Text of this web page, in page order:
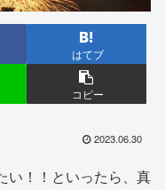
はてブ
コピー
2023.06.30
い！！といったら、真